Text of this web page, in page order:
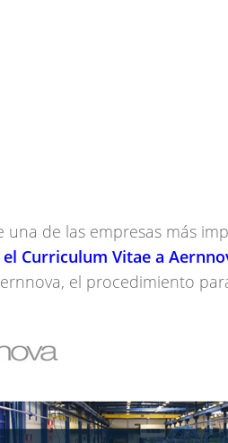
una de las empresas más
Curriculum Vitae a
el procedimiento